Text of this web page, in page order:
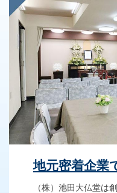
地元密着企業
（株）池田大仏堂は